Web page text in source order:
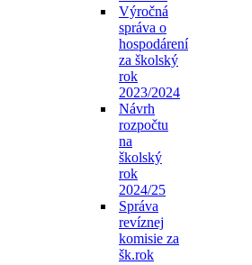
Výročná
správa o
hospodárení
za školský
rok
2023/2024
Návrh
rozpočtu
na
školský
rok
2024/25
Správa
revíznej
komisie za
šk.rok